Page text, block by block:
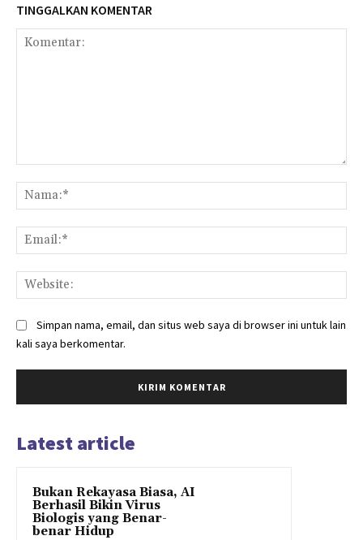
TINGGALKAN KOMENTAR
Simpan nama, email, dan situs web saya di browser ini untuk lain
kali saya berkomentar.
Latest article
Bukan Rekayasa Biasa, AI
Berhasil Bikin Virus
Biologis yang Benar-
benar Hidup